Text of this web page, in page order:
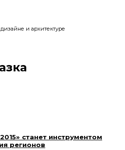
и архитектуре
станет инструментом
регионов